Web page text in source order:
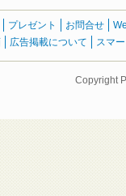
プレゼント お問合せ
広告掲載について スマ
Copyright